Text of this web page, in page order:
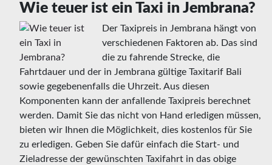
Wie teuer ist ein Taxi in Jembrana?
Der Taxipreis in Jembrana hängt von
verschiedenen Faktoren ab. Das sind
die zu fahrende Strecke, die
Fahrtdauer und der in Jembrana gültige Taxitarif Bali
sowie gegebenenfalls die Uhrzeit. Aus diesen
Komponenten kann der anfallende Taxipreis berechnet
werden. Damit Sie das nicht von Hand erledigen müssen,
bieten wir Ihnen die Möglichkeit, dies kostenlos für Sie
zu erledigen. Geben Sie dafür einfach die Start- und
Zieladresse der gewünschten Taxifahrt in das obige